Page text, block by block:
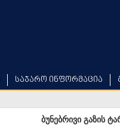
საჯარო ინფორმაცია
ბუნებრივი გაზის